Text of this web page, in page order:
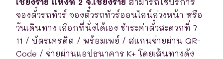
จองตั๋วรถทัวร์ จองตั๋วรถทัวร์ออนไลน์ล่วงหน้า หรือ
วันเดินทาง เลือกที่นั่งได้เอง ชำระค่าตั๋วสะดวกที่ 7-
11 / บัตรเครดิต / พร้อมเพย์ / สแกนจ่ายผ่าน QR-
Code / จ่ายผ่านแอปธนาคาร K+ โดยเส้นทางดัง